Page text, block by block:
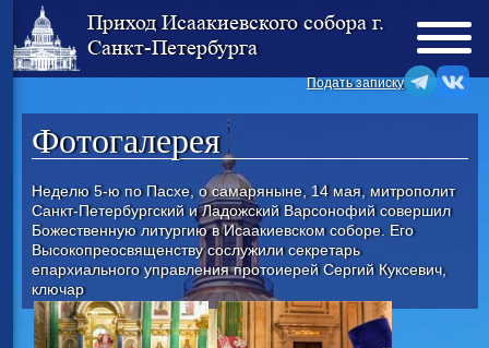
Приход Исаакиевского собора г.
Санкт-Петербурга
Подать записку
Фотогалерея
Неделю 5-ю по Пасхе, о самаряныне, 14 мая, митрополит
Санкт-Петербургский и Ладожский Варсонофий совершил
Божественную литургию в Исаакиевском соборе. Его
Высокопреосвященству сослужили секретарь
епархиального управления протоиерей Сергий Куксевич,
ключар